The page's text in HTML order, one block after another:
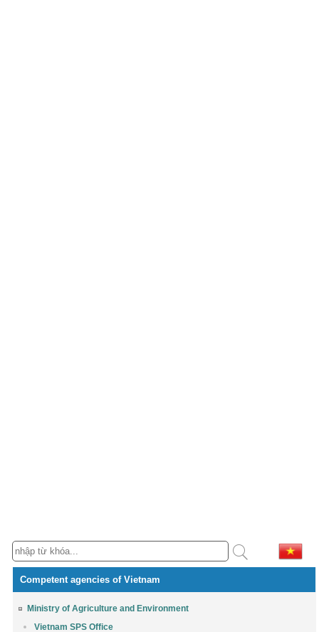
Competent agencies of Vietnam
Ministry of Agriculture and Environment
Vietnam SPS Office